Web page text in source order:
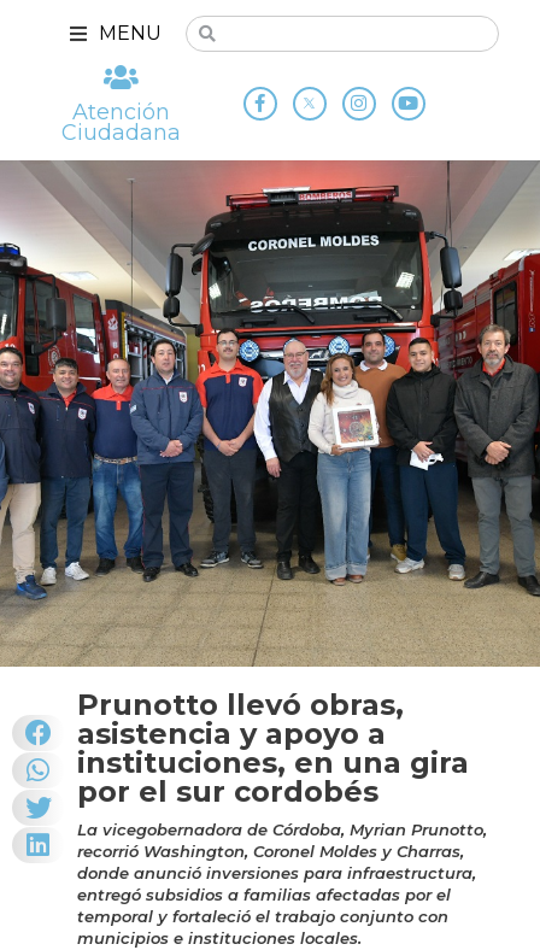
MENU
Atención
Ciudadana
Prunotto llevó obras,
asistencia y apoyo a
instituciones, en una gira
por el sur cordobés
La vicegobernadora de Córdoba, Myrian Prunotto,
recorrió Washington, Coronel Moldes y Charras,
donde anunció inversiones para infraestructura,
entregó subsidios a familias afectadas por el
temporal y fortaleció el trabajo conjunto con
municipios e instituciones locales.